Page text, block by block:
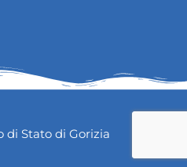
di Stato di Gorizia